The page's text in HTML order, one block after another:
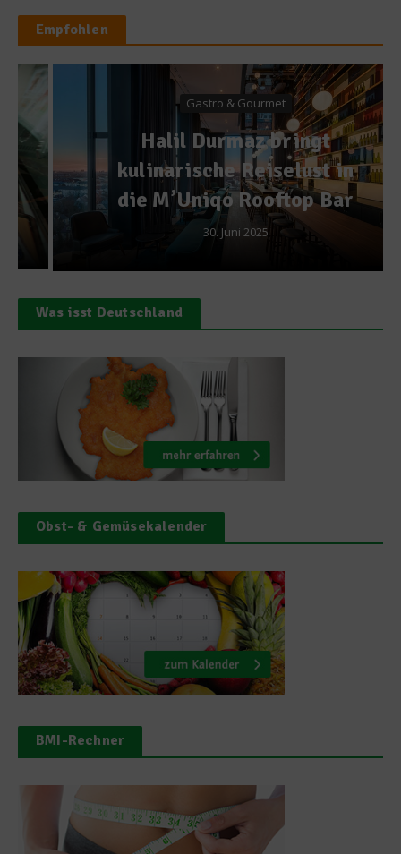
Empfohlen
Gastro & Gourmet
Halil Durmaz bringt
kulinarische Reiselust in
die M’Uniqo Rooftop Bar
30. Juni 2025
Was isst Deutschland
Obst- & Gemüsekalender
BMI-Rechner